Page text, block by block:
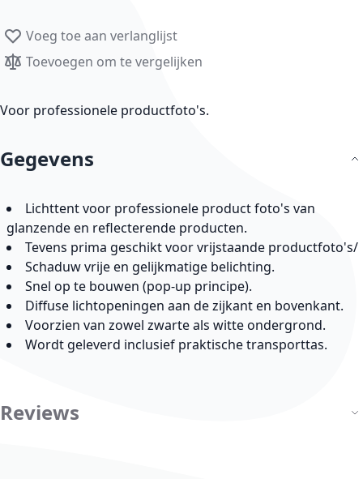
Voeg toe aan verlanglijst
Toevoegen om te vergelijken
Voor professionele productfoto's.
Gegevens
Lichttent voor professionele product foto's van
glanzende en reflecterende producten.
Tevens prima geschikt voor vrijstaande productfoto's/
Schaduw vrije en gelijkmatige belichting.
Snel op te bouwen (pop-up principe).
Diffuse lichtopeningen aan de zijkant en bovenkant.
Voorzien van zowel zwarte als witte ondergrond.
Wordt geleverd inclusief praktische transporttas.
Reviews